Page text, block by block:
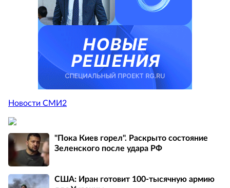
Новости СМИ2
"Пока Киев горел". Раскрыто состояние
Зеленского после удара РФ
США: Иран готовит 100-тысячную армию